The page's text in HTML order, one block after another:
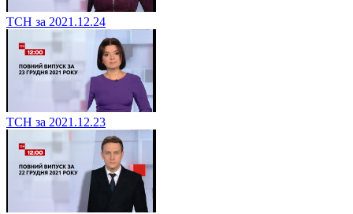
ТСН за 2021.12.24
ТСН за 2021.12.23